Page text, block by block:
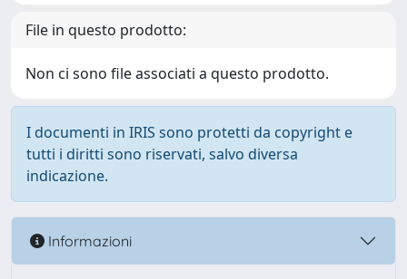
File in questo prodotto:
Non ci sono file associati a questo prodotto.
I documenti in IRIS sono protetti da copyright e
tutti i diritti sono riservati, salvo diversa
indicazione.
Informazioni